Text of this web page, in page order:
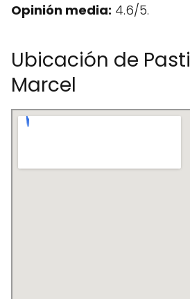
Opinión media: 4.6/5.
Ubicación de
Marcel